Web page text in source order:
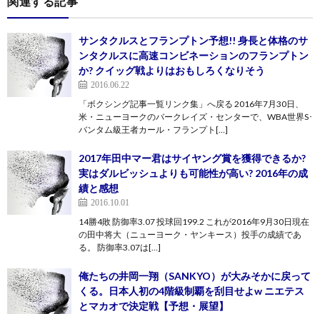
サンタクルスとフランプトン予想!! 身長と体格のサ
ンタクルスに高速コンビネーションのフランプトン
か? クイッグ戦よりはおもしろくなりそう
2016.06.22
「ボクシング記事一覧リンク集」へ戻る 2016年7月30日、
米・ニューヨークのバークレイズ・センターで、WBA世界S･
バンタム級王者カール・フランプト[…]
2017年田中マー君はサイヤング賞を獲得できるか?
実はダルビッシュよりも可能性が高い? 2016年の成
績と感想
2016.10.01
14勝4敗 防御率3.07 投球回199.2 これが2016年9月30日現在
の田中将大（ニューヨーク・ヤンキース）投手の成績であ
る。 防御率3.07は[…]
俺たちの井岡一翔（SANKYO）が大みそかに戻って
くる。日本人初の4階級制覇を刮目せよw ニエテス
とマカオで決定戦【予想・展望】